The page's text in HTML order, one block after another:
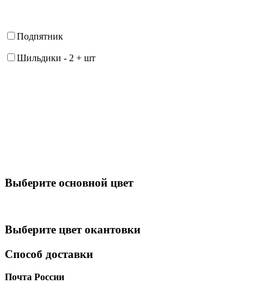
Подпятник
Шильдики - 2 + шт
Выберите oсновной цвет
Выберите цвет окантовки
Способ доставки
Почта России